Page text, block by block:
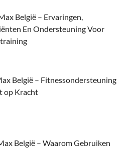
België – Ervaringen,
En Ondersteuning Voor
België – Fitnessondersteuning
op Kracht
België – Waarom Gebruiken